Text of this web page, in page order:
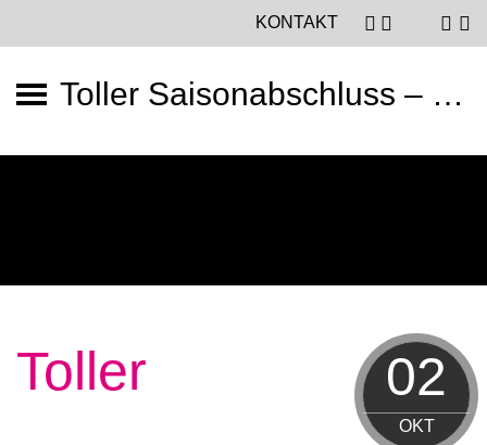
KONTAKT
Toller Saisonabschluss – Vereinsmeisterschaften 2020!
02
OKT
Toller